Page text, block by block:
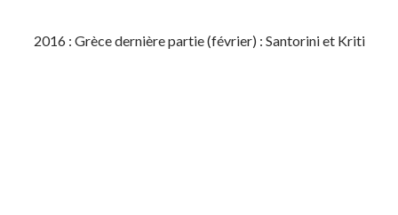
2016 : Grèce dernière partie (février) : Santorini et Kriti